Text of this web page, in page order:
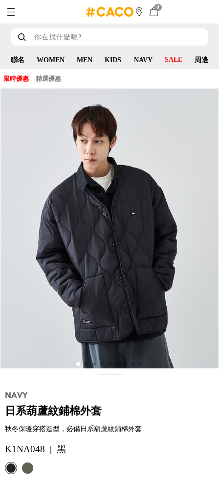
0
聯名 WOMEN MEN KIDS NAVY SALE 周邊
限時優惠 精選優惠
日系葫蘆紋鋪棉外套
秋冬保暖穿搭造型，必備日系葫蘆紋鋪棉外套
K1NA048 | 黑